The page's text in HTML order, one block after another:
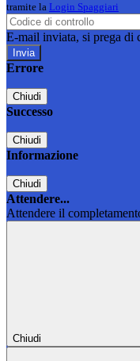
tramite la Login Spaggiari
E-mail inviata, si prega di
Errore
Chiudi
Successo
Chiudi
Informazione
Chiudi
Attendere...
Attendere il
Chiudi